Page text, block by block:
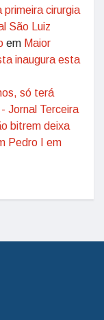
primeira cirurgia
São Luiz
em Maior
inaugura esta
só terá
Jornal Terceira
bitrem deixa
Pedro I em